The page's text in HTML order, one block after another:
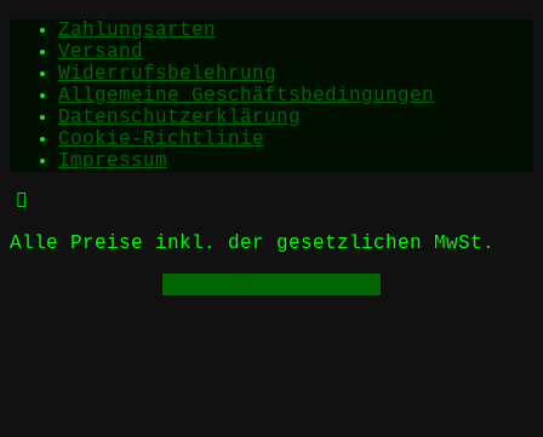
Zahlungsarten
Versand
Widerrufsbelehrung
Allgemeine Geschäftsbedingungen
Datenschutzerklärung
Cookie-Richtlinie
Impressum
Alle Preise inkl. der gesetzlichen MwSt.